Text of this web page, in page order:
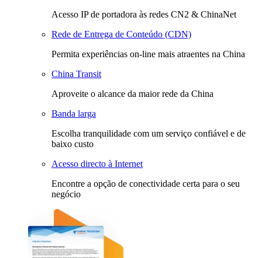
Acesso IP de portadora às redes CN2 & ChinaNet
Rede de Entrega de Conteúdo (CDN)
Permita experiências on-line mais atraentes na China
China Transit
Aproveite o alcance da maior rede da China
Banda larga
Escolha tranquilidade com um serviço confiável e de
baixo custo
Acesso directo à Internet
Encontre a opção de conectividade certa para o seu
negócio